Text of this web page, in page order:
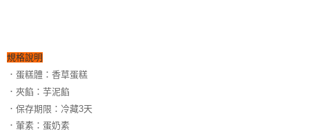
規格說明
．蛋糕體：香草蛋糕
．夾餡：芋泥餡
．保存期限：冷藏3天
．葷素：蛋奶素